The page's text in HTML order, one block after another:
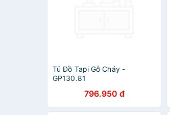
Tủ Đồ Tapi Gỗ Cháy -
GP130.81
796.950 đ